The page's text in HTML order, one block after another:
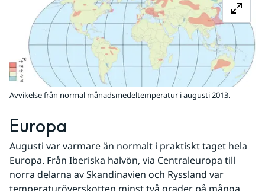
Avvikelse från normal månadsmedeltemperatur i augusti 2013.
Europa
Augusti var varmare än normalt i praktiskt taget hela
Europa. Från Iberiska halvön, via Centraleuropa till
norra delarna av Skandinavien och Ryssland var